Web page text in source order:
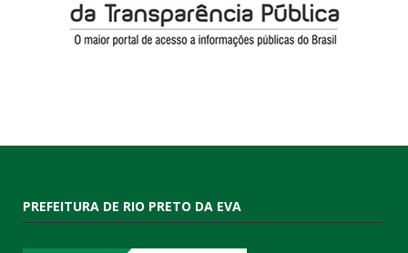
PREFEITURA DE RIO PRETO DA EVA